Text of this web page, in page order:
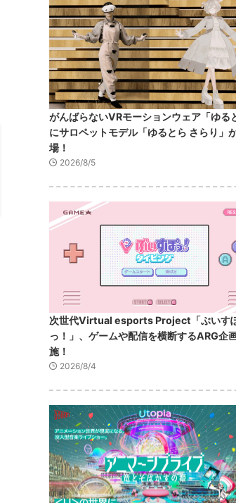
がんばらないVRモーションウェア「ゆる
にサロペットモデル「ゆるとら さらり」
場！
2026/8/5
次世代Virtual esports Project「ぶいす
っ！」、ゲームや配信を横断するARG企
施！
2026/8/4